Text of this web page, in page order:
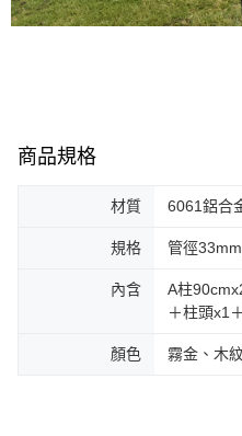
商品規格
材質 6061鋁合
規格 管徑
內含
A柱
＋柱頭x1
顏色 霧金、木